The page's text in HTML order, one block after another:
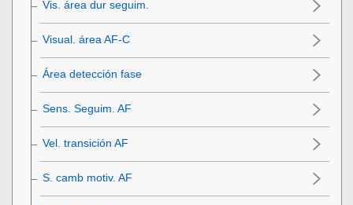
Vis. área dur seguim.
Visual. área AF-C
Área detección fase
Sens. Seguim. AF
Vel. transición AF
S. camb motiv. AF